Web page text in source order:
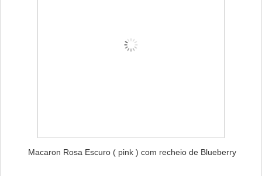
Macaron Rosa Escuro ( pink ) com recheio de Blueberry